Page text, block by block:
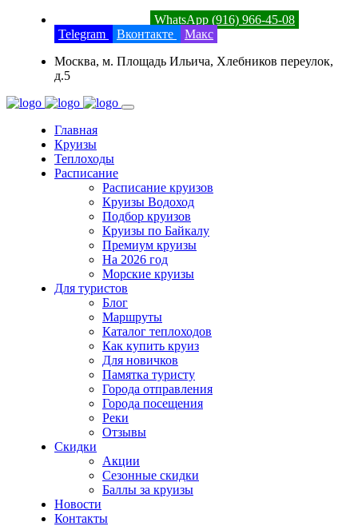
WhatsApp (916) 966-45-08
Telegram
Вконтакте
Макс
Москва, м. Площадь Ильича, Хлебников переулок,
д.5
Главная
Круизы
Теплоходы
Расписание
Расписание круизов
Круизы Водоход
Подбор круизов
Круизы по Байкалу
Премиум круизы
На 2026 год
Морские круизы
Для туристов
Блог
Маршруты
Каталог теплоходов
Как купить круиз
Для новичков
Памятка туристу
Города отправления
Города посещения
Реки
Отзывы
Скидки
Акции
Сезонные скидки
Баллы за круизы
Новости
Контакты